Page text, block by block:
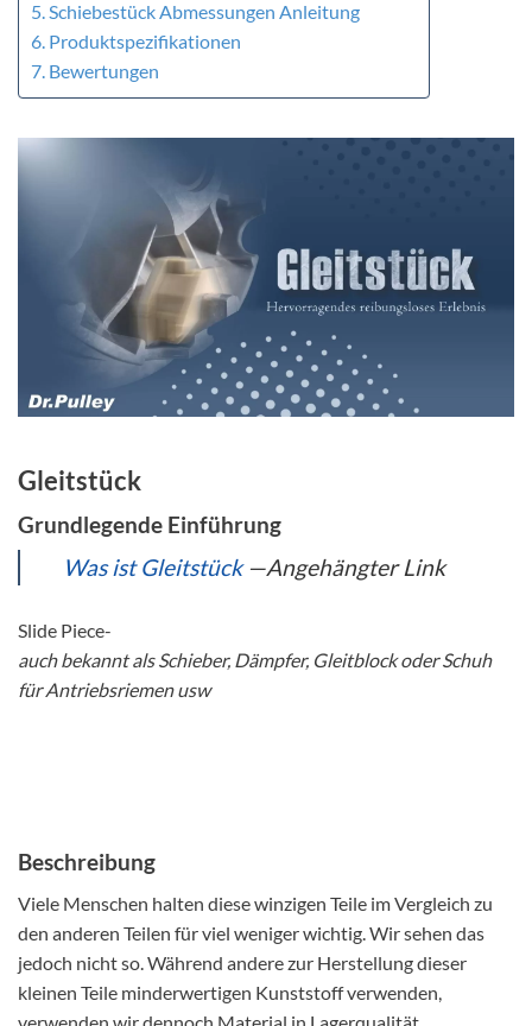
Schiebestück Abmessungen Anleitung
Produktspezifikationen
Bewertungen
Gleitstück
Grundlegende Einführung
Was ist Gleitstück—Angehängter Link
Slide Piece-
auch bekannt als Schieber, Dämpfer, Gleitblock oder Schuh
für Antriebsriemen usw
Beschreibung
Viele Menschen halten diese winzigen Teile im Vergleich zu
den anderen Teilen für viel weniger wichtig. Wir sehen das
jedoch nicht so. Während andere zur Herstellung dieser
kleinen Teile minderwertigen Kunststoff verwenden,